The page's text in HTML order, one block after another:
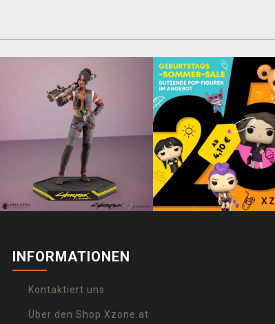
INFORMATIONEN
Kontaktiert uns
Über den Shop Xzone.at